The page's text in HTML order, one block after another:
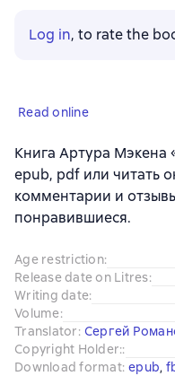
Log in, to rate the
Read online
Книга Артура Мэкена
epub, pdf или читать
комментарии и
понравившиеся.
Age restriction:
Release date on Litres:
Writing date:
Volume:
Translator: Сергей
Copyright Holder::
Download format: epub,